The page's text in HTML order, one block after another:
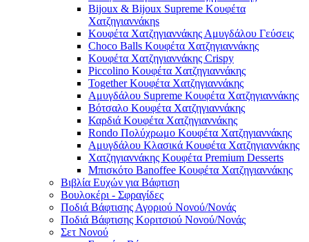
Bijoux & Bijoux Supreme Κουφέτα
Χατζηγιαννάκηs
Κουφέτα Χατζηγιαννάκης Αμυγδάλου Γεύσεις
Choco Balls Κουφέτα Χατζηγιαννάκης
Κουφέτα Χατζηγιαννάκης Crispy
Piccolino Κουφέτα Χατζηγιαννάκης
Together Κουφέτα Χατζηγιαννάκης
Αμυγδάλου Supreme Κουφέτα Χατζηγιαννάκης
Βότσαλο Κουφέτα Χατζηγιαννάκης
Καρδιά Κουφέτα Χατζηγιαννάκης
Rondo Πολύχρωμο Κουφέτα Χατζηγιαννάκης
Αμυγδάλου Κλασικά Κουφέτα Χατζηγιαννάκης
Χατζηγιαννάκης Κουφέτα Premium Desserts
Μπισκότο Banoffee Κουφέτα Χατζηγιαννάκης
Βιβλία Ευχών για Βάφτιση
Βουλοκέρι - Σφραγίδες
Ποδιά Βάφτισης Αγοριού Νονού/Νονάς
Ποδιά Βάφτισης Κοριτσιού Νονού/Νονάς
Σετ Νονού